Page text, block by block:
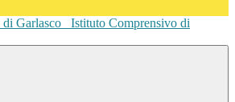
Istituto Comprensivo di